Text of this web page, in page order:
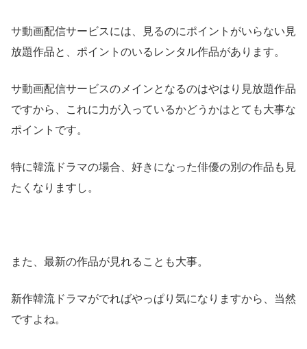
サ動画配信サービスには、見るのにポイントがいらない見
放題作品と、ポイントのいるレンタル作品があります。
サ動画配信サービスのメインとなるのはやはり見放題作品
ですから、これに力が入っているかどうかはとても大事な
ポイントです。
特に韓流ドラマの場合、好きになった俳優の別の作品も見
たくなりますし。
また、最新の作品が見れることも大事。
新作韓流ドラマがでればやっぱり気になりますから、当然
ですよね。